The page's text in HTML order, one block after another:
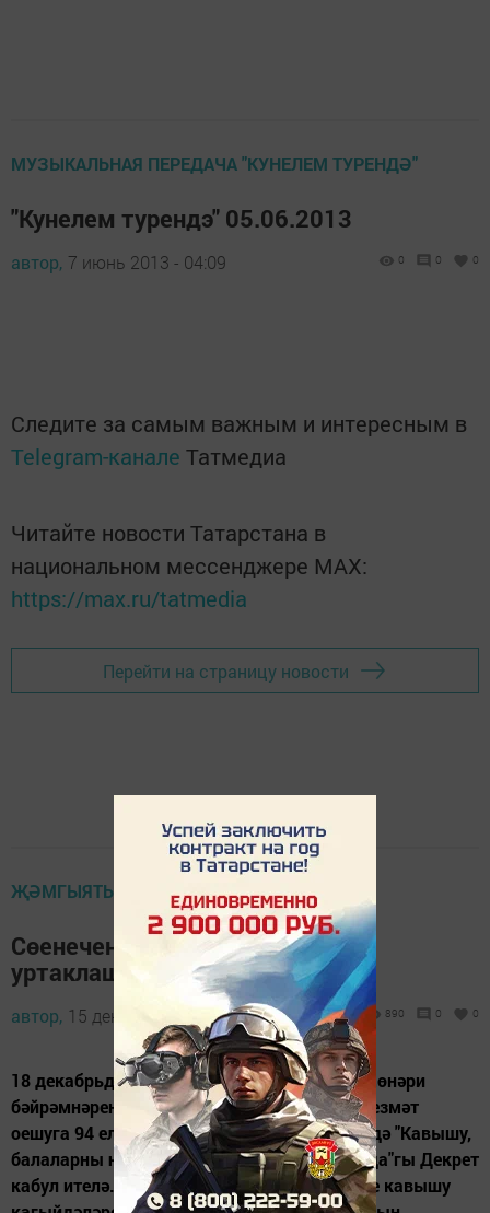
МУЗЫКАЛЬНАЯ ПЕРЕДАЧА "КУНЕЛЕМ ТУРЕНДӘ"
"Кунелем турендэ" 05.06.2013
автор, 7 июнь 2013 - 04:09 0 0 0
Следите за самым важным и интересным в
Telegram-канале Татмедиа
Читайте новости Татарстана в
национальном мессенджере MАХ:
https://max.ru/tatmedia
Перейти на страницу новости
ҖӘМГЫЯТЬ ҺӘМ БЕЗ
Сөенечен дә, көенечен дә без
уртаклашабыз
автор, 15 декабрь 2011 - 05:33 890 0 0
18 декабрьдә ЗАГС органы хезмәткәрләре һөнәри
бәйрәмнәрен билгеләп үтәләр. Быел әлеге хезмәт
оешуга 94 ел тула. 1917 елның 18 декабрендә "Кавышу,
балаларны һәм актлар хәлен теркәү турында"гы Декрет
кабул ителә. Әлеге Декрет нигезендә ирекле кавышу